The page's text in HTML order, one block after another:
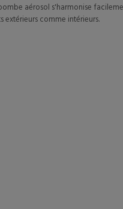
aérosol s'harmonise
extérieurs comme intérieurs.